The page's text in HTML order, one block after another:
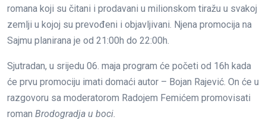
romana koji su čitani i prodavani u milionskom tiražu u svakoj
zemlji u kojoj su prevođeni i objavljivani. Njena promocija na
Sajmu planirana je od 21:00h do 22:00h.
Sjutradan, u srijedu 06. maja program će početi od 16h kada
će prvu promociju imati domaći autor – Bojan Rajević. On će u
razgovoru sa moderatorom Radojem Femićem promovisati
roman Brodogradja u boci.